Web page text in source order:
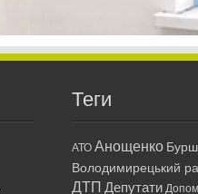
Теги
АТО Анощенко
Володимирецький
ДТП Депутати